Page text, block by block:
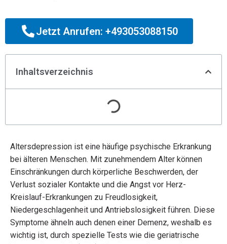
Jetzt Anrufen: +493053088150
Inhaltsverzeichnis
Altersdepression ist eine häufige psychische Erkrankung
bei älteren Menschen. Mit zunehmendem Alter können
Einschränkungen durch körperliche Beschwerden, der
Verlust sozialer Kontakte und die Angst vor Herz-
Kreislauf-Erkrankungen zu Freudlosigkeit,
Niedergeschlagenheit und Antriebslosigkeit führen. Diese
Symptome ähneln auch denen einer Demenz, weshalb es
wichtig ist, durch spezielle Tests wie die geriatrische